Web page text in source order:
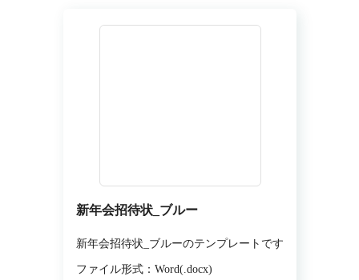
新年会招待状_ブルー
新年会招待状_ブルーのテンプレートです
ファイル形式：Word(.docx)